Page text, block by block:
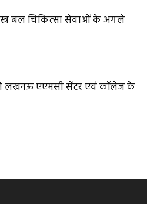
बल चिकित्सा सेवाओं के अगले
लखनऊ एएमसी सेंटर एवं कॉलेज के